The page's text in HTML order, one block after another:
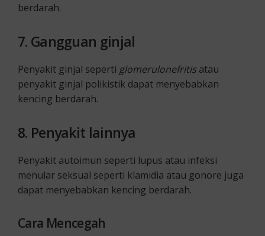
berdarah.
7. Gangguan ginjal
Penyakit ginjal seperti glomerulonefritis atau
penyakit ginjal polikistik dapat menyebabkan
kencing berdarah.
8. Penyakit lainnya
Penyakit autoimun seperti lupus atau infeksi
menular seksual seperti klamidia atau gonore juga
dapat menyebabkan kencing berdarah.
Cara Mencegah